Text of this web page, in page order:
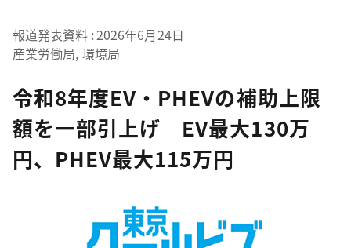
報道発表資料 2026年6月24日
産業労働局, 環境局
令和8年度EV・PHEVの補助上限
額を一部引上げ EV最大130万
円、PHEV最大115万円